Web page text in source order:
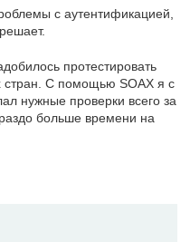
с аутентификацией,
протестировать
стран. С помощью SOAX я с
нужные проверки всего за
больше времени на